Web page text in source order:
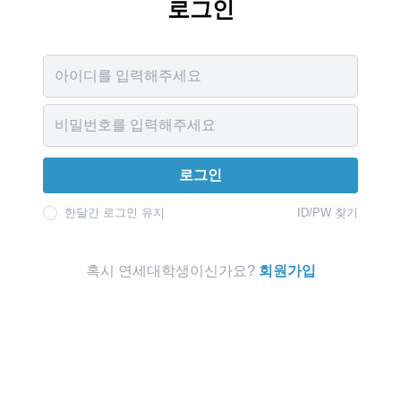
로그인
로그인
한달간 로그인 유지 ID/PW 찾기
혹시 연세대학생이신가요? 회원가입